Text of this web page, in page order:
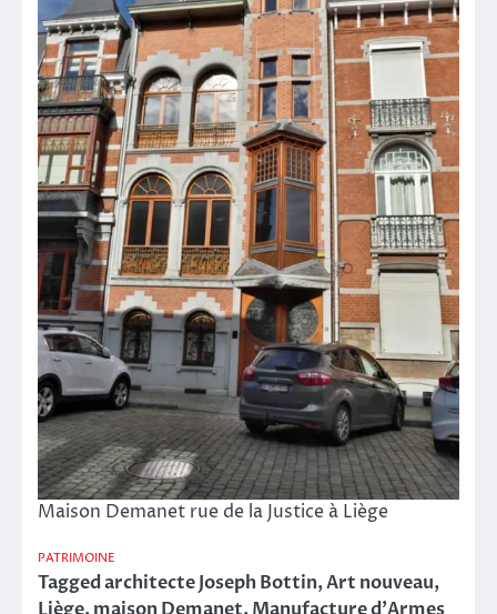
Maison Demanet rue de la Justice à Liège
PATRIMOINE
Taggedarchitecte Joseph Bottin,Art nouveau,